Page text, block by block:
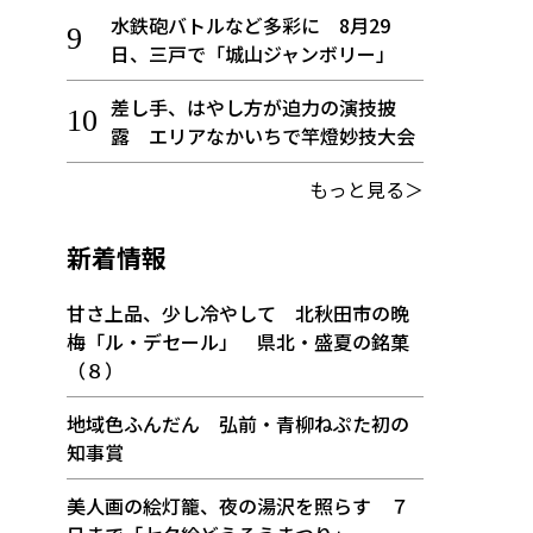
水鉄砲バトルなど多彩に 8月29
日、三戸で「城山ジャンボリー」
差し手、はやし方が迫力の演技披
露 エリアなかいちで竿燈妙技大会
もっと見る＞
新着情報
甘さ上品、少し冷やして 北秋田市の晩
梅「ル・デセール」 県北・盛夏の銘菓
（８）
地域色ふんだん 弘前・青柳ねぷた初の
知事賞
美人画の絵灯籠、夜の湯沢を照らす ７